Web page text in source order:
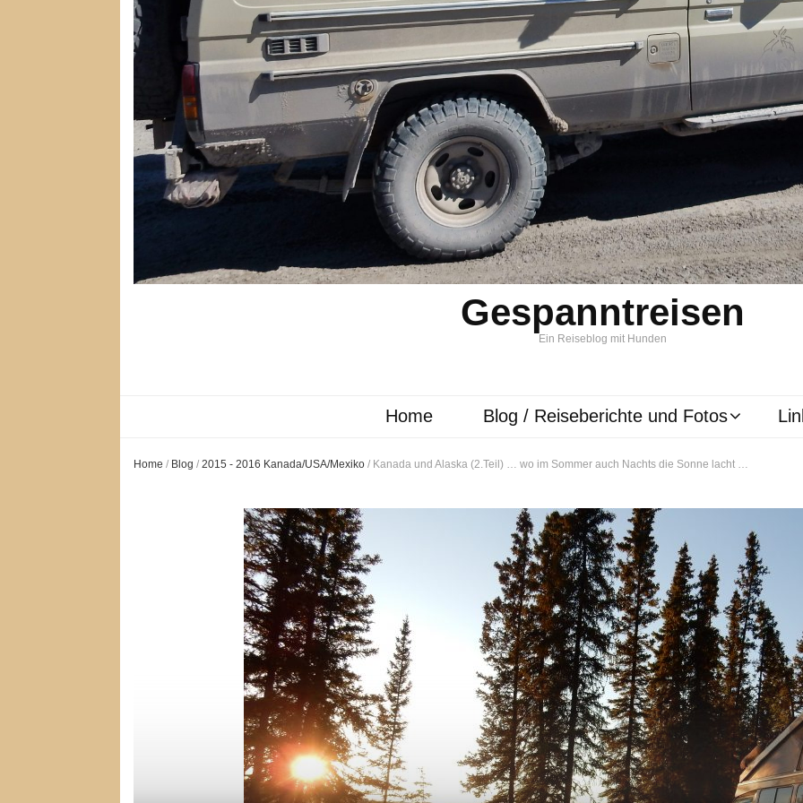
Gespanntreisen
Ein Reiseblog mit Hunden
Home Blog / Reiseberichte und Fotos
Home / Blog / 2015 - 2016 Kanada/USA/Mexiko / Kanada und Alaska (2.Teil) … wo im Sommer auch Nachts die Sonne lacht …